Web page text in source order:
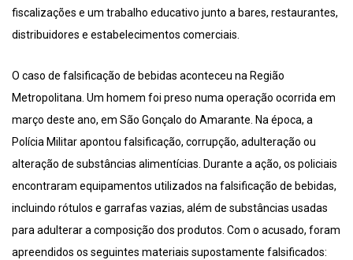
fiscalizações e um trabalho educativo junto a bares, restaurantes,
distribuidores e estabelecimentos comerciais.
O caso de falsificação de bebidas aconteceu na Região
Metropolitana. Um homem foi preso numa operação ocorrida em
março deste ano, em São Gonçalo do Amarante. Na época, a
Polícia Militar apontou falsificação, corrupção, adulteração ou
alteração de substâncias alimentícias. Durante a ação, os policiais
encontraram equipamentos utilizados na falsificação de bebidas,
incluindo rótulos e garrafas vazias, além de substâncias usadas
para adulterar a composição dos produtos. Com o acusado, foram
apreendidos os seguintes materiais supostamente falsificados: